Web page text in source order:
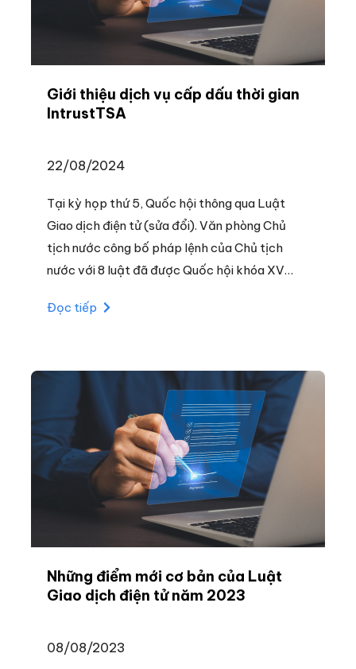
Giới thiệu dịch vụ cấp dấu thời gian
IntrustTSA
22/08/2024
Tại kỳ họp thứ 5, Quốc hội thông qua Luật
Giao dịch điện tử (sửa đổi). Văn phòng Chủ
tịch nước công bố pháp lệnh của Chủ tịch
nước với 8 luật đã được Quốc hội khóa XV
Giao dịch điện tử, có hiệu lực từ ngày
Đọc tiếp
Những điểm mới cơ bản của Luật
Giao dịch điện tử năm 2023
08/08/2023